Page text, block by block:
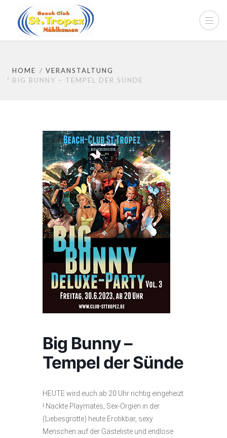
HOME
VERANSTALTUNG
BIG BUNNY – TEMPEL DER SÜNDE
Big Bunny –
Tempel der Sünde
HEUTE wird euch ab 20 Uhr richtig eingeheizt
! Nackte Playmates, Sex-Orgien in der
(Liebesgrotte) heute Erotikbar, sexy
Menschen auf der Gästeliste und endlose